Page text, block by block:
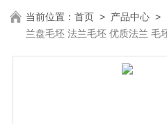
当前位置：首页 > 产品中心
兰盘毛坯 法兰毛坯 优质法兰 毛